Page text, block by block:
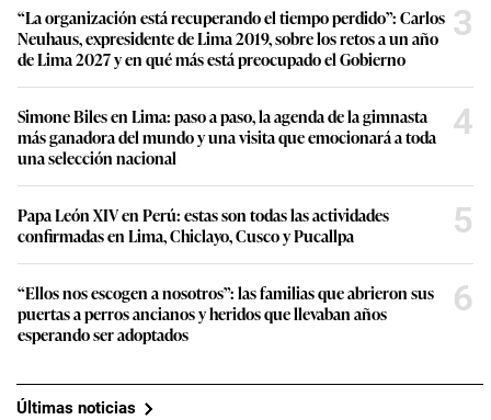
“La organización está recuperando el tiempo perdido”: Carlos
Neuhaus, expresidente de Lima 2019, sobre los retos a un año
de Lima 2027 y en qué más está preocupado el Gobierno
3
Simone Biles en Lima: paso a paso, la agenda de la gimnasta
más ganadora del mundo y una visita que emocionará a toda
una selección nacional
4
Papa León XIV en Perú: estas son todas las actividades
confirmadas en Lima, Chiclayo, Cusco y Pucallpa
5
“Ellos nos escogen a nosotros”: las familias que abrieron sus
puertas a perros ancianos y heridos que llevaban años
esperando ser adoptados
6
Últimas noticias